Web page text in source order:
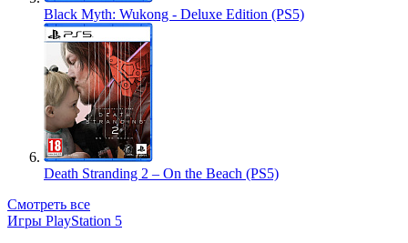
Black Myth: Wukong - Deluxe Edition (PS5)
Death Stranding 2 – On the Beach (PS5)
Смотреть все
Игры PlayStation 5